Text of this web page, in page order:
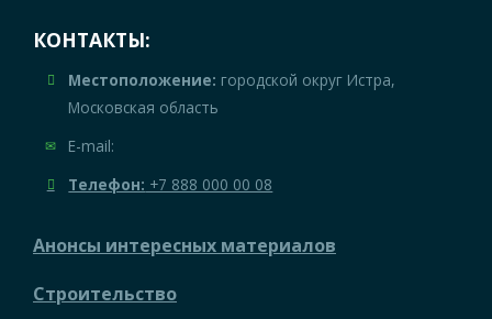
КОНТАКТЫ:
Местоположение: городской округ Истра,
Московская область
E-mail:
Телефон: +7 888 000 00 08
Анонсы интересных материалов
Строительство